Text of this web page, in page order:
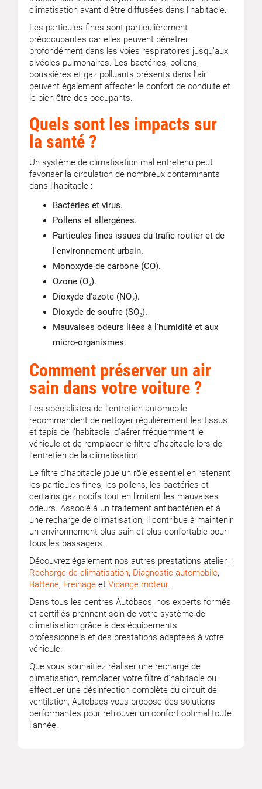
climatisation avant d'être diffusées dans l'habitacle.
Les particules fines sont particulièrement
préoccupantes car elles peuvent pénétrer
profondément dans les voies respiratoires jusqu'aux
alvéoles pulmonaires. Les bactéries, pollens,
poussières et gaz polluants présents dans l'air
peuvent également affecter le confort de conduite et
le bien-être des occupants.
Quels sont les impacts sur
la santé ?
Un système de climatisation mal entretenu peut
favoriser la circulation de nombreux contaminants
dans l'habitacle :
Bactéries et virus.
Pollens et allergènes.
Particules fines issues du trafic routier et de
l'environnement urbain.
Monoxyde de carbone (CO).
Ozone (O₃).
Dioxyde d'azote (NO₂).
Dioxyde de soufre (SO₂).
Mauvaises odeurs liées à l'humidité et aux
micro-organismes.
Comment préserver un air
sain dans votre voiture ?
Les spécialistes de l'entretien automobile
recommandent de nettoyer régulièrement les tissus
et tapis de l'habitacle, d'aérer fréquemment le
véhicule et de remplacer le filtre d'habitacle lors de
l'entretien de la climatisation.
Le filtre d'habitacle joue un rôle essentiel en retenant
les particules fines, les pollens, les bactéries et
certains gaz nocifs tout en limitant les mauvaises
odeurs. Associé à un traitement antibactérien et à
une recharge de climatisation, il contribue à maintenir
un environnement plus sain et plus confortable pour
tous les passagers.
Découvrez également nos autres prestations atelier :
Recharge de climatisation, Diagnostic automobile,
Batterie, Freinage et Vidange moteur.
Dans tous les centres Autobacs, nos experts formés
et certifiés prennent soin de votre système de
climatisation grâce à des équipements
professionnels et des prestations adaptées à votre
véhicule.
Que vous souhaitiez réaliser une recharge de
climatisation, remplacer votre filtre d'habitacle ou
effectuer une désinfection complète du circuit de
ventilation, Autobacs vous propose des solutions
performantes pour retrouver un confort optimal toute
l'année.